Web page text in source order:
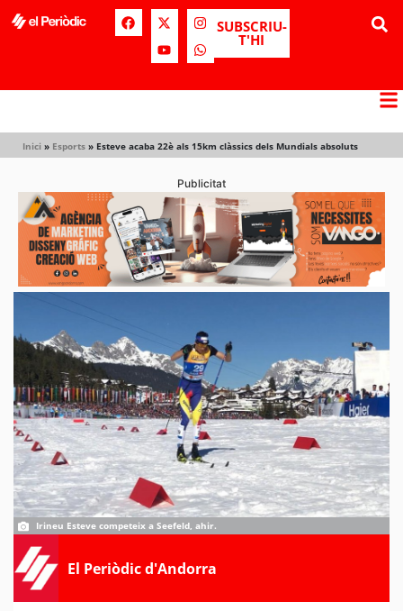
SUBSCRIU-
T'HI
Inici » Esports » Esteve acaba 22è als 15km clàssics dels Mundials absoluts
Publicitat
Irineu Esteve competeix a Seefeld, ahir.
El Periòdic d'Andorra